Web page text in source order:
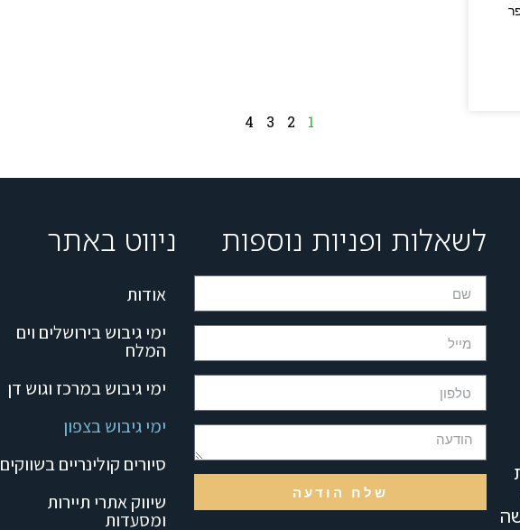
1
2
3
4
לשאלות ופניות נוספות
שלח הודעה
ניווט באתר
אודות
ימי גיבוש בירושלים וים
המלח
ימי גיבוש במרכז וגוש דן
ימי גיבוש בצפון
סיורים קולינריים בשווקים
שיווק אתרי תיירות
ומסעדות